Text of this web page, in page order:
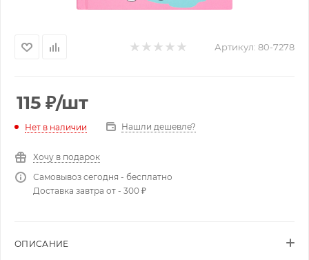
Артикул: 80-7278
115 ₽/шт
Нет в наличии Нашли дешевле?
Хочу в подарок
Самовывоз сегодня - бесплатно
Доставка завтра от - 300 ₽
ОПИСАНИЕ